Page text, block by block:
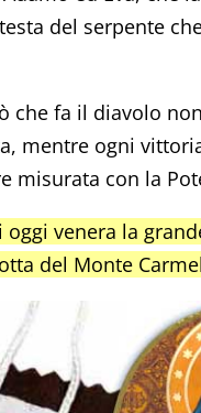
del serpente
che fa il diavolo
mentre ogni
misurata con la
oggi venera la
del Monte